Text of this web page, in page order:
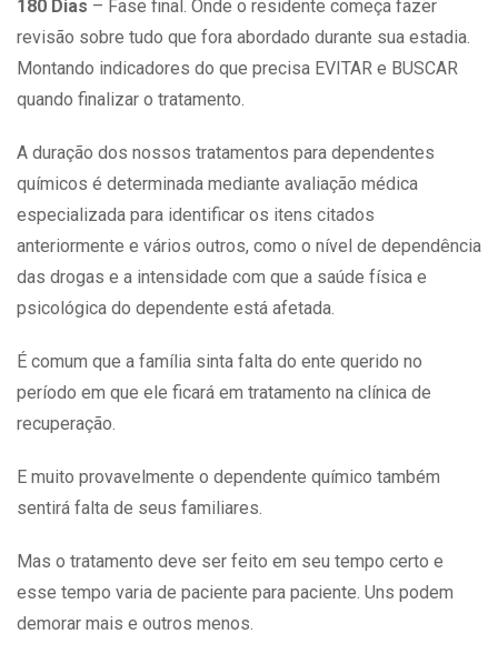
180 Dias – Fase final. Onde o residente começa fazer
revisão sobre tudo que fora abordado durante sua estadia.
Montando indicadores do que precisa EVITAR e BUSCAR
quando finalizar o tratamento.
A duração dos nossos tratamentos para dependentes
químicos é determinada mediante avaliação médica
especializada para identificar os itens citados
anteriormente e vários outros, como o nível de dependência
das drogas e a intensidade com que a saúde física e
psicológica do dependente está afetada.
É comum que a família sinta falta do ente querido no
período em que ele ficará em tratamento na clínica de
recuperação.
E muito provavelmente o dependente químico também
sentirá falta de seus familiares.
Mas o tratamento deve ser feito em seu tempo certo e
esse tempo varia de paciente para paciente. Uns podem
demorar mais e outros menos.